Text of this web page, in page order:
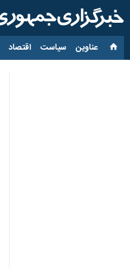
عناوین‌ سیاست اقتصاد